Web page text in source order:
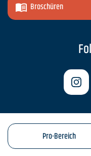
Broschüren
Pro-Bereich